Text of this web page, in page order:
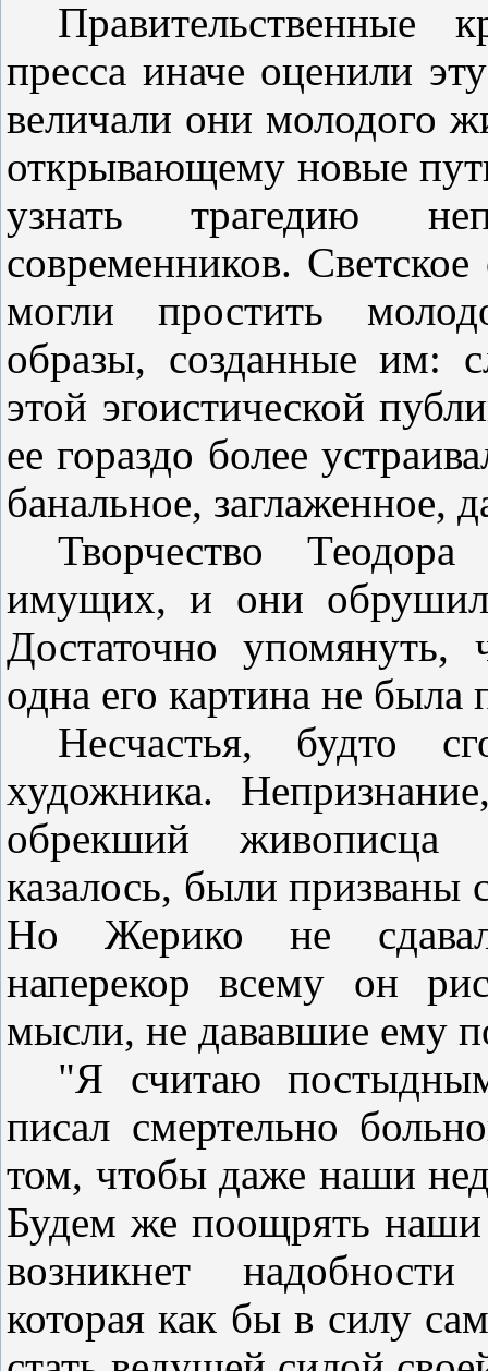
Правительственные
пресса иначе оценили
величали они молодого
открывающему новые
узнать трагедию
современников.
могли простить
образы, созданные им:
этой эгоистической
ее гораздо более
банальное, заглаженное,
Творчество
имущих, и они
Достаточно
одна его картина не была
Несчастья, будто
художника.
обрекший живописца
казалось, были
Но Жерико не
наперекор всему он
мысли, не дававшие ему
"Я считаю
писал смертельно
том, чтобы даже наши
Будем же поощрять
возникнет надобности
которая как бы в силу